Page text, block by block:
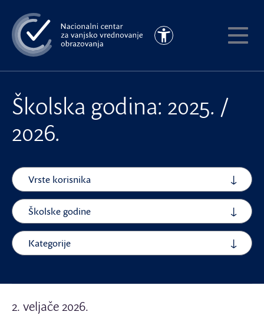
na
glavni
sadržaj
Pristupačnost
Školska godina: 2025. /
2026.
Vrste korisnika
Školske godine
Kategorije
2. veljače 2026.